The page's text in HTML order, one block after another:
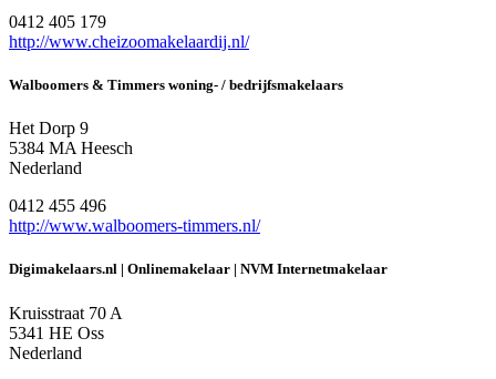
0412 405 179
http://www.cheizoomakelaardij.nl/
Walboomers & Timmers woning- / bedrijfsmakelaars
Het Dorp 9
5384 MA Heesch
Nederland
0412 455 496
http://www.walboomers-timmers.nl/
Digimakelaars.nl | Onlinemakelaar | NVM Internetmakelaar
Kruisstraat 70 A
5341 HE Oss
Nederland